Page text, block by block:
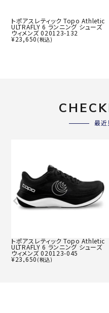
トポアスレティック Topo Athletic
ULTRAFLY 6 ランニング シューズ
ウィメンズ 020123-132
¥23,650 (税込)
最近
トポアスレティック Topo Athletic
ULTRAFLY 6 ランニング シューズ
ウィメンズ 020123-045
¥23,650 (税込)